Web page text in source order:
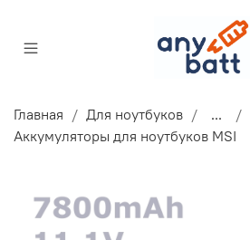
Главная Для ноутбуков
...
Аккумуляторы для ноутбуков MSI